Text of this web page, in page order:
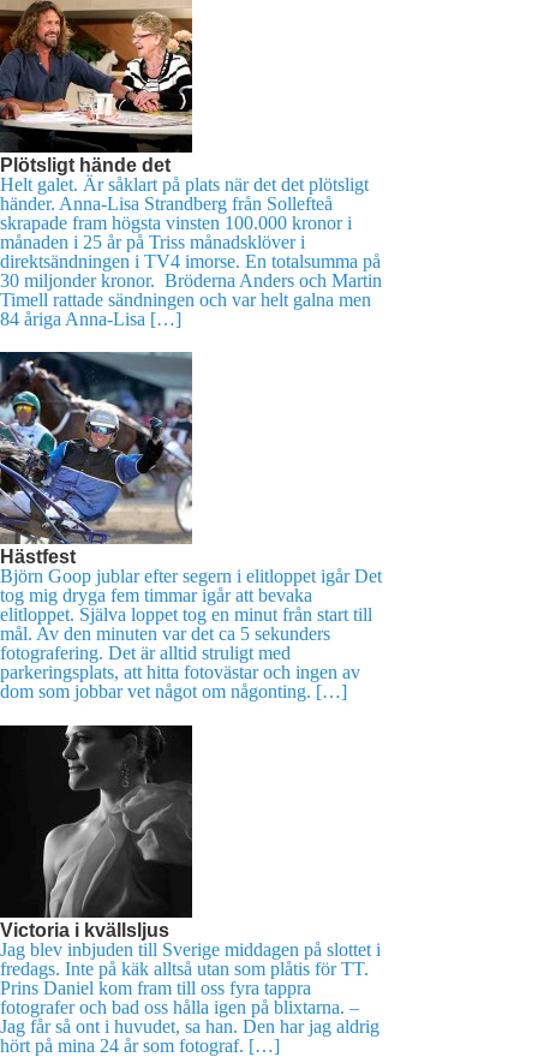
Plötsligt hände det
Helt galet. Är såklart på plats när det det plötsligt
händer. Anna-Lisa Strandberg från Sollefteå
skrapade fram högsta vinsten 100.000 kronor i
månaden i 25 år på Triss månadsklöver i
direktsändningen i TV4 imorse. En totalsumma på
30 miljonder kronor. Bröderna Anders och Martin
Timell rattade sändningen och var helt galna men
84 åriga Anna-Lisa […]
Hästfest
Björn Goop jublar efter segern i elitloppet igår Det
tog mig dryga fem timmar igår att bevaka
elitloppet. Själva loppet tog en minut från start till
mål. Av den minuten var det ca 5 sekunders
fotografering. Det är alltid struligt med
parkeringsplats, att hitta fotovästar och ingen av
dom som jobbar vet något om någonting. […]
Victoria i kvällsljus
Jag blev inbjuden till Sverige middagen på slottet i
fredags. Inte på käk alltså utan som plåtis för TT.
Prins Daniel kom fram till oss fyra tappra
fotografer och bad oss hålla igen på blixtarna. –
Jag får så ont i huvudet, sa han. Den har jag aldrig
hört på mina 24 år som fotograf. […]